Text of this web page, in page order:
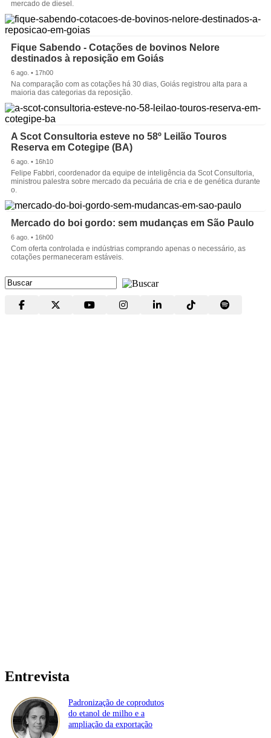
mercado de diesel.
Fique Sabendo - Cotações de bovinos Nelore
destinados à reposição em Goiás
6 ago. • 17h00
Na comparação com as cotações há 30 dias, Goiás registrou alta para a
maioria das categorias da reposição.
A Scot Consultoria esteve no 58º Leilão Touros
Reserva em Cotegipe (BA)
6 ago. • 16h10
Felipe Fabbri, coordenador da equipe de inteligência da Scot Consultoria,
ministrou palestra sobre mercado da pecuária de cria e de genética durante
o.
Mercado do boi gordo: sem mudanças em São Paulo
6 ago. • 16h00
Com oferta controlada e indústrias comprando apenas o necessário, as
cotações permaneceram estáveis.
Entrevista
Padronização de coprodutos
do etanol de milho e a
ampliação da exportação